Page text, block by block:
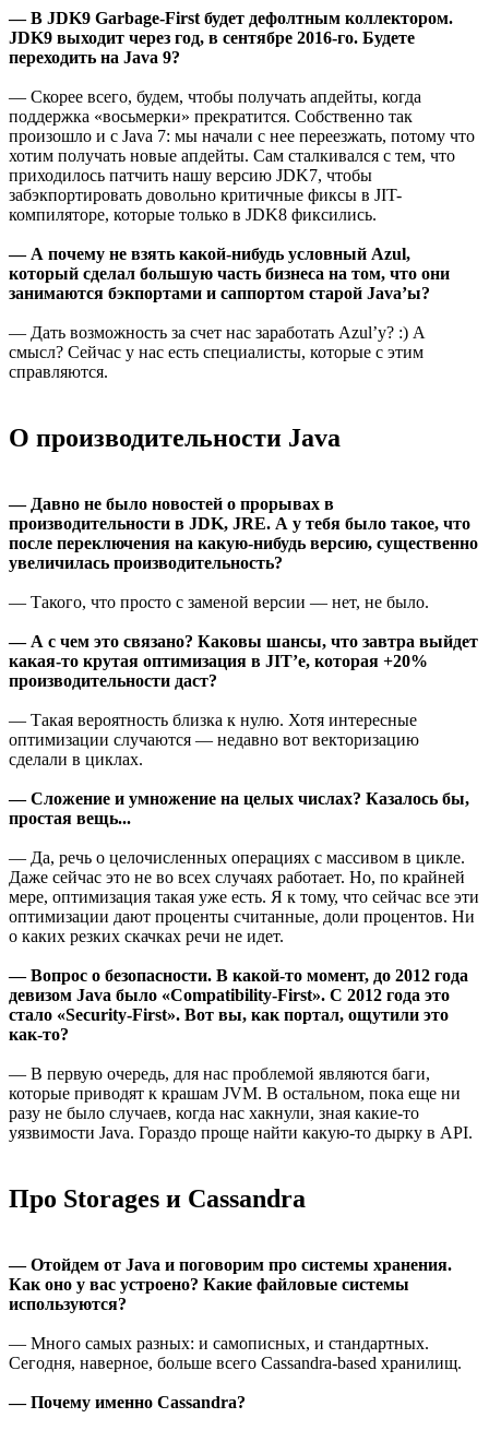
— В JDK9 Garbage-First будет дефолтным коллектором.
JDK9 выходит через год, в сентябре 2016-го. Будете
переходить на Java 9?
— Скорее всего, будем, чтобы получать апдейты, когда
поддержка «восьмерки» прекратится. Собственно так
произошло и с Java 7: мы начали с нее переезжать, потому что
хотим получать новые апдейты. Сам сталкивался с тем, что
приходилось патчить нашу версию JDK7, чтобы
забэкпортировать довольно критичные фиксы в JIT-
компиляторе, которые только в JDK8 фиксились.
— А почему не взять какой-нибудь условный Azul,
который сделал большую часть бизнеса на том, что они
занимаются бэкпортами и саппортом старой Java’ы?
— Дать возможность за счет нас заработать Azul’у? :) А
смысл? Сейчас у нас есть специалисты, которые с этим
справляются.
О производительности Java
— Давно не было новостей о прорывах в
производительности в JDK, JRE. А у тебя было такое, что
после переключения на какую-нибудь версию, существенно
увеличилась производительность?
— Такого, что просто с заменой версии — нет, не было.
— А с чем это связано? Каковы шансы, что завтра выйдет
какая-то крутая оптимизация в JIT’e, которая +20%
производительности даст?
— Такая вероятность близка к нулю. Хотя интересные
оптимизации случаются — недавно вот векторизацию
сделали в циклах.
— Сложение и умножение на целых числах? Казалось бы,
простая вещь...
— Да, речь о целочисленных операциях с массивом в цикле.
Даже сейчас это не во всех случаях работает. Но, по крайней
мере, оптимизация такая уже есть. Я к тому, что сейчас все эти
оптимизации дают проценты считанные, доли процентов. Ни
о каких резких скачках речи не идет.
— Вопрос о безопасности. В какой-то момент, до 2012 года
девизом Java было «Compatibility-First». С 2012 года это
стало «Security-First». Вот вы, как портал, ощутили это
как-то?
— В первую очередь, для нас проблемой являются баги,
которые приводят к крашам JVM. В остальном, пока еще ни
разу не было случаев, когда нас хакнули, зная какие-то
уязвимости Java. Гораздо проще найти какую-то дырку в API.
Про Storages и Cassandra
— Отойдем от Java и поговорим про системы хранения.
Как оно у вас устроено? Какие файловые системы
используются?
— Много самых разных: и самописных, и стандартных.
Сегодня, наверное, больше всего Cassandra-based хранилищ.
— Почему именно Cassandra?